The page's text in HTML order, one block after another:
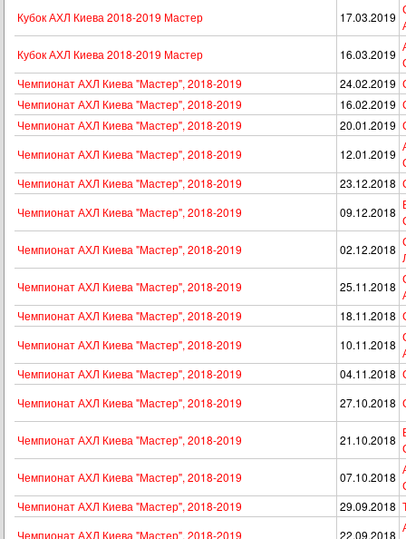
Кубок АХЛ Киева 2018-2019 Мастер
17.03.2019
Кубок АХЛ Киева 2018-2019 Мастер
16.03.2019
Чемпионат АХЛ Киева "Мастер", 2018-2019
24.02.2019
Чемпионат АХЛ Киева "Мастер", 2018-2019
16.02.2019
Чемпионат АХЛ Киева "Мастер", 2018-2019
20.01.2019
Чемпионат АХЛ Киева "Мастер", 2018-2019
12.01.2019
Чемпионат АХЛ Киева "Мастер", 2018-2019
23.12.2018
Чемпионат АХЛ Киева "Мастер", 2018-2019
09.12.2018
Чемпионат АХЛ Киева "Мастер", 2018-2019
02.12.2018
Чемпионат АХЛ Киева "Мастер", 2018-2019
25.11.2018
Чемпионат АХЛ Киева "Мастер", 2018-2019
18.11.2018
Чемпионат АХЛ Киева "Мастер", 2018-2019
10.11.2018
Чемпионат АХЛ Киева "Мастер", 2018-2019
04.11.2018
Чемпионат АХЛ Киева "Мастер", 2018-2019
27.10.2018
Чемпионат АХЛ Киева "Мастер", 2018-2019 21.10.2018
Чемпионат АХЛ Киева "Мастер", 2018-2019
07.10.2018
Чемпионат АХЛ Киева "Мастер", 2018-2019
29.09.2018
Чемпионат АХЛ Киева "Мастер", 2018-2019
22.09.2018